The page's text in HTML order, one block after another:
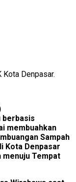
Denpasar.
berbasis
membuahkan
Sampah
Kota Denpasar
Tempat